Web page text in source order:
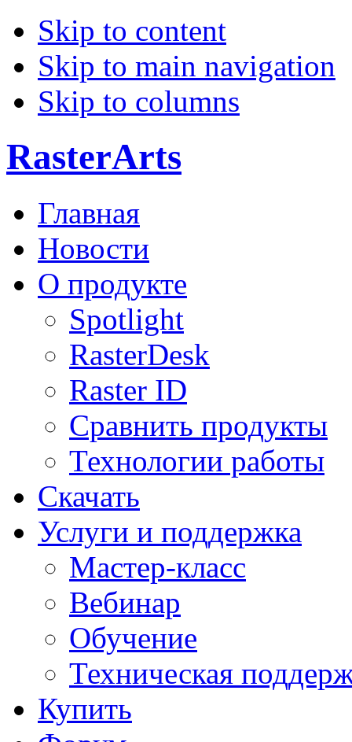
Skip to content
Skip to main navigation
Skip to columns
RasterArts
Главная
Новости
О продукте
Spotlight
RasterDesk
Raster ID
Сравнить продукты
Технологии работы
Скачать
Услуги и поддержка
Мастер-класс
Вебинар
Обучение
Техническая
Купить